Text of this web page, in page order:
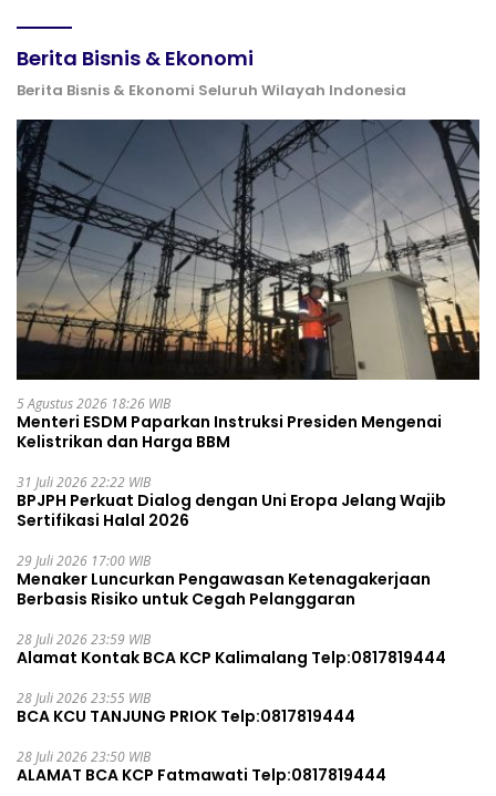
Berita Bisnis & Ekonomi
Berita Bisnis & Ekonomi Seluruh Wilayah Indonesia
5 Agustus 2026 18:26 WIB
Menteri ESDM Paparkan Instruksi Presiden Mengenai
Kelistrikan dan Harga BBM
31 Juli 2026 22:22 WIB
BPJPH Perkuat Dialog dengan Uni Eropa Jelang Wajib
Sertifikasi Halal 2026
29 Juli 2026 17:00 WIB
Menaker Luncurkan Pengawasan Ketenagakerjaan
Berbasis Risiko untuk Cegah Pelanggaran
28 Juli 2026 23:59 WIB
Alamat Kontak BCA KCP Kalimalang Telp:0817819444
28 Juli 2026 23:55 WIB
BCA KCU TANJUNG PRIOK Telp:0817819444
28 Juli 2026 23:50 WIB
ALAMAT BCA KCP Fatmawati Telp:0817819444